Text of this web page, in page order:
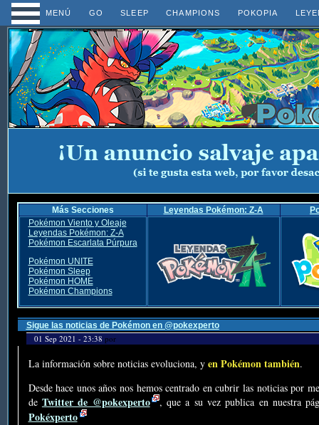
MENÚ GO SLEEP CHAMPIONS POKOPIA
Más Secciones Leyendas Pokémon: Z-A
Pokémon Viento y Oleaje
Leyendas Pokémon: Z-A
Pokémon Escarlata Púrpura
Pokémon UNITE
Pokémon Sleep
Pokémon HOME
Pokémon Champions
Sigue las noticias de Pokémon en @pokexperto
01 Sep 2021 - 23:38 por
La información sobre noticias evoluciona, y en Pokémon también.
Desde hace unos años nos hemos centrado en cubrir las noticias por
de Twitter de @pokexperto , que a su vez publica en nuestra
Pokéxperto